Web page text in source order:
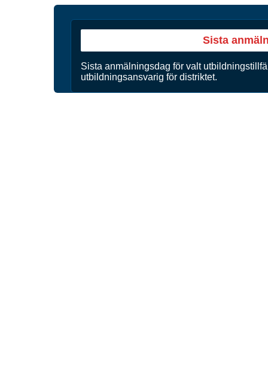
Sista
Sista anmälningsdag för valt
utbildningsansvarig för distriktet.